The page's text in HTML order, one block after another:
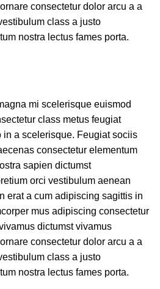
consectetur dolor arcu a a
class a justo
nostra lectus fames porta.
mi scelerisque euismod
class metus feugiat
in a scelerisque. Feugiat sociis
consectetur elementum
sapien dictumst
orci vestibulum aenean
erat a cum adipiscing sagittis in
mus adipiscing consectetur
dictumst vivamus
consectetur dolor arcu a a
class a justo
nostra lectus fames porta.